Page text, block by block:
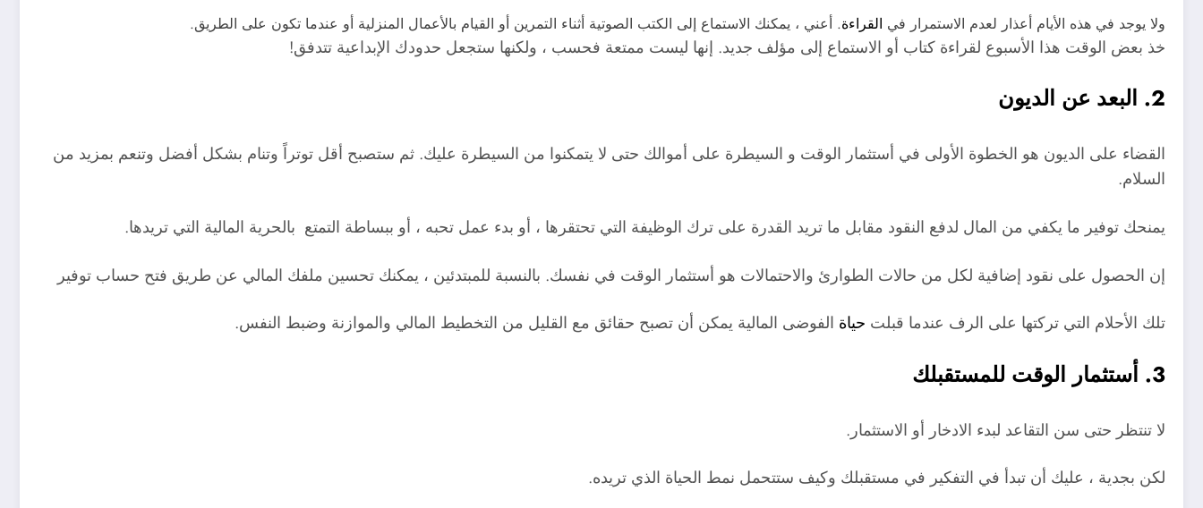
ولا يوجد في هذه الأيام أعذار لعدم الاستمرار في القراءة. أعني ، يمكنك الاستماع إلى الكتب الصوتية أثناء التمرين أو القيام بالأعمال المنزلية أو عندما تكون على الطريق.
خذ بعض الوقت هذا الأسبوع لقراءة كتاب أو الاستماع إلى مؤلف جديد. إنها ليست ممتعة فحسب ، ولكنها ستجعل حدودك الإبداعية تتدفق!
2. البعد عن الديون
القضاء على الديون هو الخطوة الأولى في أستثمار الوقت و السيطرة على أموالك حتى لا يتمكنوا من السيطرة عليك. ثم ستصبح أقل توتراً وتنام بشكل أفضل وتنعم بمزيد من
السلام.
يمنحك توفير ما يكفي من المال لدفع النقود مقابل ما تريد القدرة على ترك الوظيفة التي تحتقرها ، أو بدء عمل تحبه ، أو ببساطة التمتع بالحرية المالية التي تريدها.
إن الحصول على نقود إضافية لكل من حالات الطوارئ والاحتمالات هو أستثمار الوقت في نفسك. بالنسبة للمبتدئين ، يمكنك تحسين ملفك المالي عن طريق فتح حساب توفير
تلك الأحلام التي تركتها على الرف عندما قبلت حياة الفوضى المالية يمكن أن تصبح حقائق مع القليل من التخطيط المالي والموازنة وضبط النفس.
3. أستثمار الوقت للمستقبلك
لا تنتظر حتى سن التقاعد لبدء الادخار أو الاستثمار.
لكن بجدية ، عليك أن تبدأ في التفكير في مستقبلك وكيف ستتحمل نمط الحياة الذي تريده.